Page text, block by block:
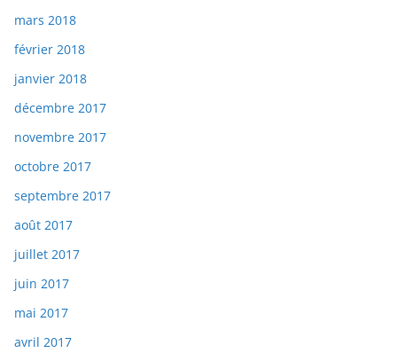
mars 2018
février 2018
janvier 2018
décembre 2017
novembre 2017
octobre 2017
septembre 2017
août 2017
juillet 2017
juin 2017
mai 2017
avril 2017